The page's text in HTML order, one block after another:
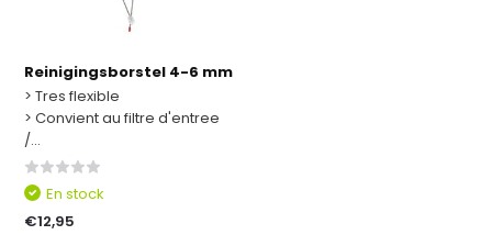
Reinigingsborstel 4-6 mm
> Tres flexible
> Convient au filtre d'entree
/...
En stock
€12,95